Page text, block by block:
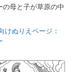
の母と子が草原の中
けぬりえページ：